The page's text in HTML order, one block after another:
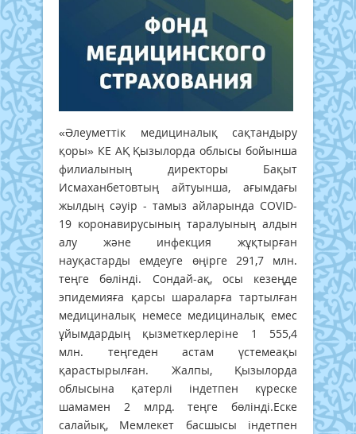
«Әлеуметтік медициналық сақтандыру
қоры» КЕ АҚ Қызылорда облысы бойынша
филиалының директоры Бақыт
Исмаханбетовтың айтуынша, ағымдағы
жылдың сәуір - тамыз айларында COVID-
19 коронавирусының таралуының алдын
алу және инфекция жұқтырған
науқастарды емдеуге өңірге 291,7 млн.
теңге бөлінді. Сондай-ақ, осы кезеңде
эпидемияға қарсы шараларға тартылған
медициналық немесе медициналық емес
ұйымдардың қызметкерлеріне 1 555,4
млн. теңгеден астам үстемеақы
қарастырылған. Жалпы, Қызылорда
облысына қатерлі індетпен күреске
шамамен 2 млрд. теңге бөлінді.Еске
салайық, Мемлекет басшысы індетпен